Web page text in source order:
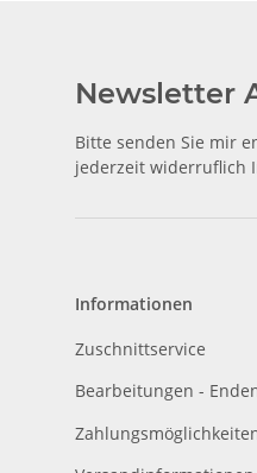
Newsletter
Bitte senden Sie mir
jederzeit widerruflich
Informationen
Zuschnittservice
Bearbeitungen -